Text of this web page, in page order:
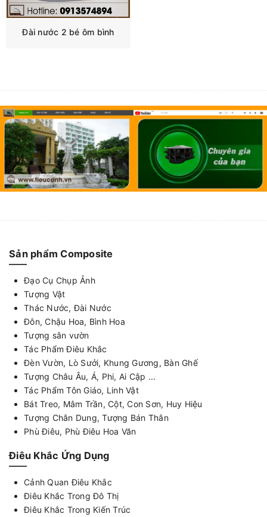
Đài nước 2 bé ôm bình
Sản phẩm Composite
Đạo Cụ Chụp Ảnh
Tượng Vật
Thác Nước, Đài Nước
Đôn, Chậu Hoa, Bình Hoa
Tượng sân vườn
Tác Phẩm Điêu Khắc
Đèn Vườn, Lò Sưởi, Khung Gương, Bàn Ghế
Tượng Châu Âu, Á, Phi, Ai Cập ...
Tác Phẩm Tôn Giáo, Linh Vật
Bát Treo, Mâm Trần, Cột, Con Sơn, Huy Hiệu
Tượng Chân Dung, Tượng Bán Thân
Phù Điêu, Phù Điêu Hoa Văn
Điêu Khắc Ứng Dụng
Cảnh Quan Điêu Khắc
Điêu Khắc Trong Đô Thị
Điêu Khắc Trong Kiến Trúc